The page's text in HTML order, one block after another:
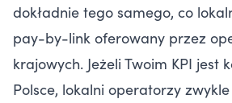
dokładnie tego samego, co
pay-by-link oferowany przez
krajowych. Jeżeli Twoim KPI jest
Polsce, lokalni operatorzy